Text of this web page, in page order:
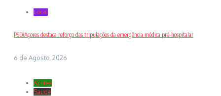
Local
PSD/Açores destaca reforço das tripulações da emergência médica pré-hospitalar
6 de Agosto, 2026
Açores
Saude